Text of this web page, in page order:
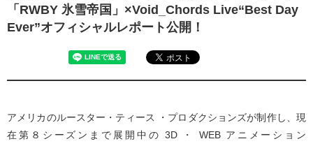
「RWBY 氷雪帝国」×Void_Chords Live“Best Day
Ever”オフィシャルレポート公開！
アメリカのルースター・ティース ・プロダクションズが制作し、現
在第８シーズンまで展開中の 3D ・ WEB アニメーション